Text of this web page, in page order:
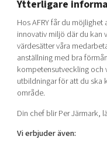
Ytterligare
Hos AFRY får du
innovativ miljö där du kan
värdesätter våra
anställning med bra
kompetensutveckling och
utbildningar för att du ska
område.
Din chef blir Per Järmark,
Vi erbjuder även: